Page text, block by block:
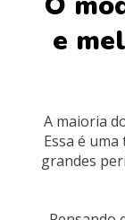
e
A maioria
Essa é
grandes